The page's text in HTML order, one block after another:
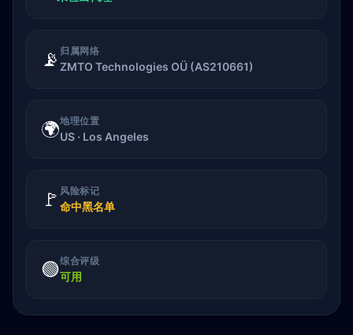
📡 归属网络
ZMTO Technologies OÜ (AS210661)
🌍地理位置
US · Los Angeles
🚩 风险标记
命中黑名单
🟢综合评级
可用